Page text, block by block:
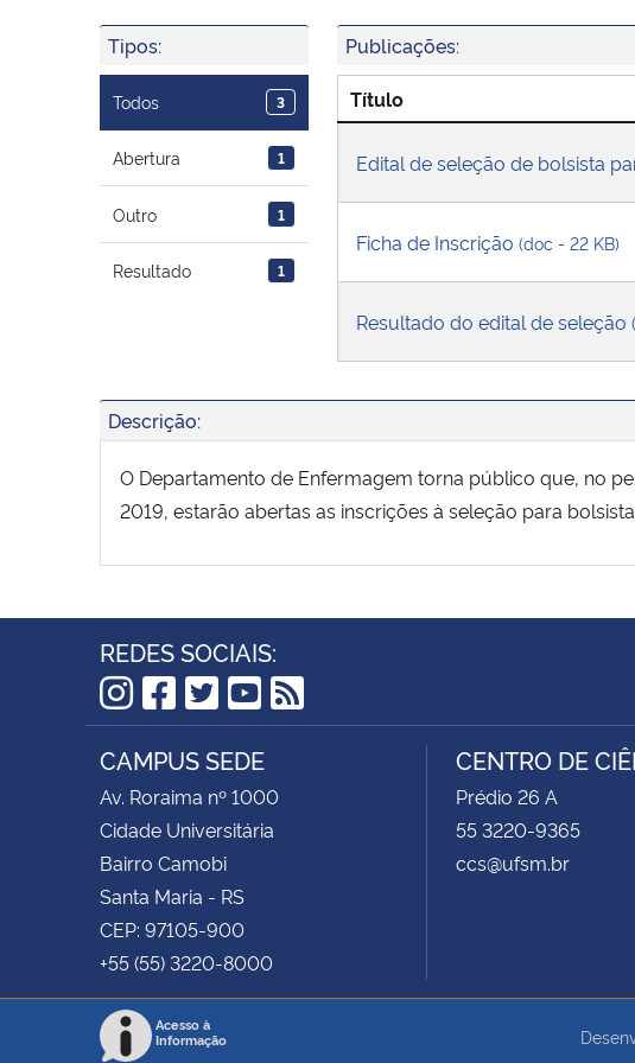
Tipos:
Todos 3
Abertura 1
Outro 1
Resultado 1
Publicações:
Título
Edital de seleção de bolsista
Ficha de Inscrição (doc - 22 KB)
Resultado do edital de seleção
Descrição:
O Departamento de Enfermagem torna público que, no
2019, estarão abertas as inscrições à seleção para
REDES SOCIAIS:
Instagram
Facebook
Twitter
YouTube
RSS
CAMPUS SEDE
Av. Roraima nº 1000
Cidade Universitária
Bairro Camobi
Santa Maria - RS
CEP: 97105-900
+55 (55) 3220-8000
CENTRO DE
Prédio 26 A
55 3220-9365
ccs@ufsm.br
Acesso à
Informação